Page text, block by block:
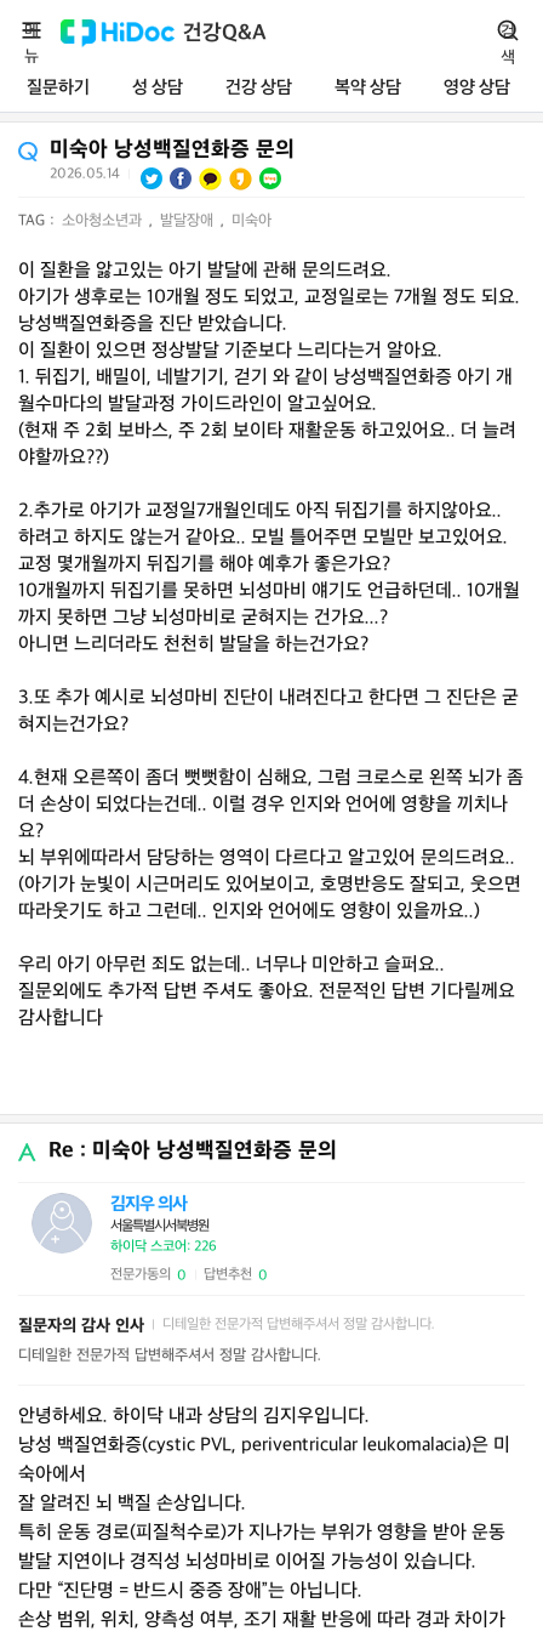
건강Q&A
질문하기 성 상담 건강 상담 복약 상담 영양 상담
메
뉴
검
색
미숙아 낭성백질연화증 문의
2026.05.14
TAG : 소아청소년과 , 발달장애 , 미숙아
이 질환을 앓고있는 아기 발달에 관해 문의드려요.
아기가 생후로는 10개월 정도 되었고, 교정일로는 7개월 정도 되요.
낭성백질연화증을 진단 받았습니다.
이 질환이 있으면 정상발달 기준보다 느리다는거 알아요.
1. 뒤집기, 배밀이, 네발기기, 걷기 와 같이 낭성백질연화증 아기 개
월수마다의 발달과정 가이드라인이 알고싶어요.
(현재 주 2회 보바스, 주 2회 보이타 재활운동 하고있어요.. 더 늘려
야할까요??)
2.추가로 아기가 교정일7개월인데도 아직 뒤집기를 하지않아요..
하려고 하지도 않는거 같아요.. 모빌 틀어주면 모빌만 보고있어요.
교정 몇개월까지 뒤집기를 해야 예후가 좋은가요?
10개월까지 뒤집기를 못하면 뇌성마비 얘기도 언급하던데.. 10개월
까지 못하면 그냥 뇌성마비로 굳혀지는 건가요...?
아니면 느리더라도 천천히 발달을 하는건가요?
3.또 추가 예시로 뇌성마비 진단이 내려진다고 한다면 그 진단은 굳
혀지는건가요?
4.현재 오른쪽이 좀더 뻣뻣함이 심해요, 그럼 크로스로 왼쪽 뇌가 좀
더 손상이 되었다는건데.. 이럴 경우 인지와 언어에 영향을 끼치나
요?
뇌 부위에따라서 담당하는 영역이 다르다고 알고있어 문의드려요..
(아기가 눈빛이 시근머리도 있어보이고, 호명반응도 잘되고, 웃으면
따라웃기도 하고 그런데.. 인지와 언어에도 영향이 있을까요..)
우리 아기 아무런 죄도 없는데.. 너무나 미안하고 슬퍼요..
질문외에도 추가적 답변 주셔도 좋아요. 전문적인 답변 기다릴께요
감사합니다
Re : 미숙아 낭성백질연화증 문의
김지우 의사
서울특별시서북병원
하이닥 스코어: 226
전문가동의 0 답변추천 0
질문자의 감사 인사 디테일한 전문가적 답변해주셔서 정말 감사합니다.
디테일한 전문가적 답변해주셔서 정말 감사합니다.
안녕하세요. 하이닥 내과 상담의 김지우입니다.
낭성 백질연화증(cystic PVL, periventricular leukomalacia)은 미
숙아에서
잘 알려진 뇌 백질 손상입니다.
특히 운동 경로(피질척수로)가 지나가는 부위가 영향을 받아 운동
발달 지연이나 경직성 뇌성마비로 이어질 가능성이 있습니다.
다만 “진단명 = 반드시 중증 장애”는 아닙니다.
손상 범위, 위치, 양측성 여부, 조기 재활 반응에 따라 경과 차이가